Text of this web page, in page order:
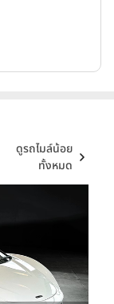
ดูรถไมล์น้อย
ทั้งหมด